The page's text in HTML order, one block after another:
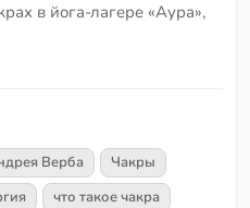
в йога-лагере «Аура»,
Верба
Чакры
что такое чакра